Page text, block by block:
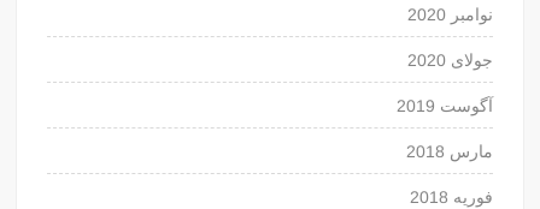
نوامبر 2020
جولای 2020
آگوست 2019
مارس 2018
فوریه 2018